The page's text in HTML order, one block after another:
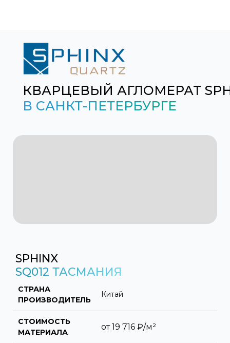
КВАРЦЕВЫЙ АГЛОМЕРАТ
В САНКТ-ПЕТЕРБУРГЕ
SPHINX
SQ012 ТАСМАНИЯ
СТРАНА
ПРОИЗВОДИТЕЛЬ
Китай
СТОИМОСТЬ
МАТЕРИАЛА
от19 716 ₽/м²